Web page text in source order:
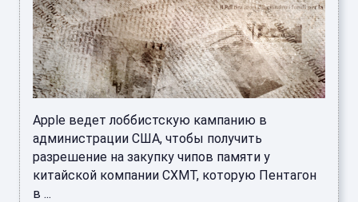
Apple ведет лоббистскую кампанию в
администрации США, чтобы получить
разрешение на закупку чипов памяти у
китайской компании CXMT, которую Пентагон
в ...